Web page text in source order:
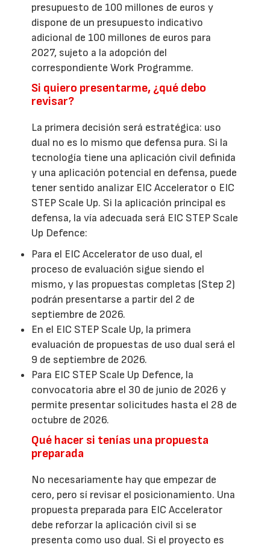
presupuesto de 100 millones de euros y
dispone de un presupuesto indicativo
adicional de 100 millones de euros para
2027, sujeto a la adopción del
correspondiente Work Programme.
Si quiero presentarme, ¿qué debo
revisar?
La primera decisión será estratégica: uso
dual no es lo mismo que defensa pura. Si la
tecnología tiene una aplicación civil definida
y una aplicación potencial en defensa, puede
tener sentido analizar EIC Accelerator o EIC
STEP Scale Up. Si la aplicación principal es
defensa, la vía adecuada será EIC STEP Scale
Up Defence:
Para el EIC Accelerator de uso dual, el
proceso de evaluación sigue siendo el
mismo, y las propuestas completas (Step 2)
podrán presentarse a partir del 2 de
septiembre de 2026.
En el EIC STEP Scale Up, la primera
evaluación de propuestas de uso dual será el
9 de septiembre de 2026.
Para EIC STEP Scale Up Defence, la
convocatoria abre el 30 de junio de 2026 y
permite presentar solicitudes hasta el 28 de
octubre de 2026.
Qué hacer si tenías una propuesta
preparada
No necesariamente hay que empezar de
cero, pero sí revisar el posicionamiento. Una
propuesta preparada para EIC Accelerator
debe reforzar la aplicación civil si se
presenta como uso dual. Si el proyecto es